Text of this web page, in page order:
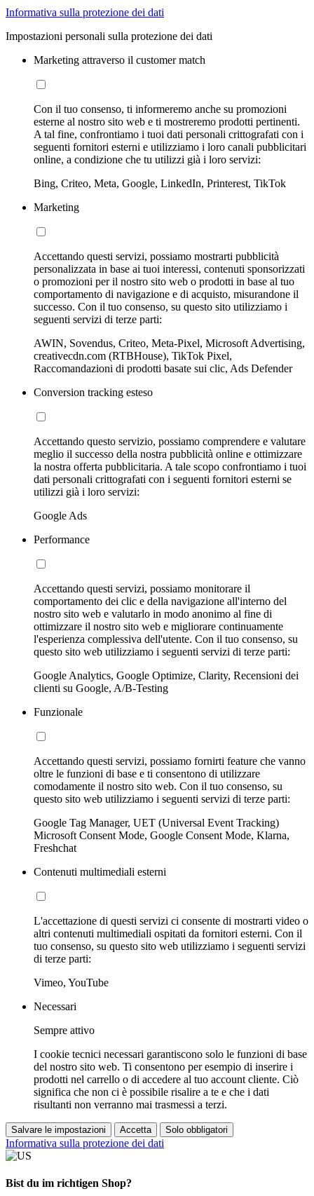
Informativa sulla protezione dei dati
Impostazioni personali sulla protezione dei dati
Marketing attraverso il customer match
Con il tuo consenso, ti informeremo anche su promozioni
esterne al nostro sito web e ti mostreremo prodotti pertinenti.
A tal fine, confrontiamo i tuoi dati personali crittografati con i
seguenti fornitori esterni e utilizziamo i loro canali pubblicitari
online, a condizione che tu utilizzi già i loro servizi:
Bing, Criteo, Meta, Google, LinkedIn, Printerest, TikTok
Marketing
Accettando questi servizi, possiamo mostrarti pubblicità
personalizzata in base ai tuoi interessi, contenuti sponsorizzati
o promozioni per il nostro sito web o prodotti in base al tuo
comportamento di navigazione e di acquisto, misurandone il
successo. Con il tuo consenso, su questo sito utilizziamo i
seguenti servizi di terze parti:
AWIN, Sovendus, Criteo, Meta-Pixel, Microsoft Advertising,
creativecdn.com (RTBHouse), TikTok Pixel,
Raccomandazioni di prodotti basate sui clic, Ads Defender
Conversion tracking esteso
Accettando questo servizio, possiamo comprendere e valutare
meglio il successo della nostra pubblicità online e ottimizzare
la nostra offerta pubblicitaria. A tale scopo confrontiamo i tuoi
dati personali crittografati con i seguenti fornitori esterni se
utilizzi già i loro servizi:
Google Ads
Performance
Accettando questi servizi, possiamo monitorare il
comportamento dei clic e della navigazione all'interno del
nostro sito web e valutarlo in modo anonimo al fine di
ottimizzare il nostro sito web e migliorare continuamente
l'esperienza complessiva dell'utente. Con il tuo consenso, su
questo sito web utilizziamo i seguenti servizi di terze parti:
Google Analytics, Google Optimize, Clarity, Recensioni dei
clienti su Google, A/B-Testing
Funzionale
Accettando questi servizi, possiamo fornirti feature che vanno
oltre le funzioni di base e ti consentono di utilizzare
comodamente il nostro sito web. Con il tuo consenso, su
questo sito web utilizziamo i seguenti servizi di terze parti:
Google Tag Manager, UET (Universal Event Tracking)
Microsoft Consent Mode, Google Consent Mode, Klarna,
Freshchat
Contenuti multimediali esterni
L'accettazione di questi servizi ci consente di mostrarti video o
altri contenuti multimediali ospitati da fornitori esterni. Con il
tuo consenso, su questo sito web utilizziamo i seguenti servizi
di terze parti:
Vimeo, YouTube
Necessari
Sempre attivo
I cookie tecnici necessari garantiscono solo le funzioni di base
del nostro sito web. Ti consentono per esempio di inserire i
prodotti nel carrello o di accedere al tuo account cliente. Ciò
significa che non ci è possibile risalire a te e che i dati
risultanti non verranno mai trasmessi a terzi.
Salvare le impostazioni Accetta Solo obbligatori
Informativa sulla protezione dei dati
Bist du im richtigen Shop?